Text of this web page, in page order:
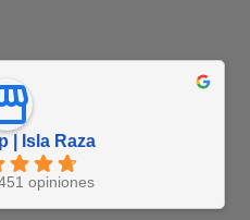
| Isla Raza
opiniones